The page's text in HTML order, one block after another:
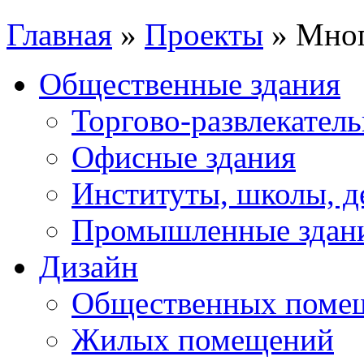
Главная » Проекты »
Общественные здания
Торгово-
Офисные здания
Институты, школы,
Промышленные
Дизайн
Общественных
Жилых помещений